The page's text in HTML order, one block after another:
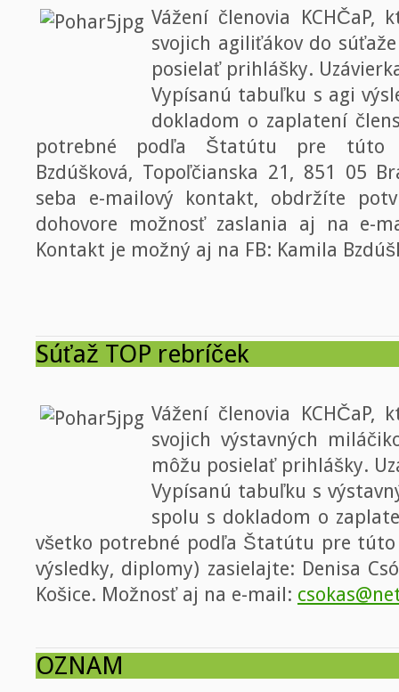
Vážení členovia
svojich agiliťákov do
posielať prihlášky.
Vypísanú tabuľku s agi
dokladom o zaplatení
potrebné podľa Štatútu pre túto
Bzdúšková, Topoľčianska 21, 851 05
seba e-mailový kontakt, obdržíte
dohovore možnosť zaslania aj na e-
Kontakt je možný aj na FB: Kamila
Súťaž TOP rebríček
Vážení členovia
svojich výstavných
môžu posielať prihlášky.
Vypísanú tabuľku s
spolu s dokladom o
všetko potrebné podľa Štatútu pre túto
výsledky, diplomy) zasielajte: Denisa
Košice. Možnosť aj na e-mail:
OZNAM